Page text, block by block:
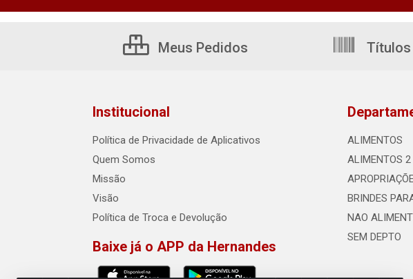
Meus Pedidos Títulos
Institucional
Política de Privacidade de Aplicativos
Quem Somos
Missão
Visão
Política de Troca e Devolução
Baixe já o APP da Hernandes
ALIMENTOS
ALIMENTOS 2
BRINDES
NAO
SEM DEPTO